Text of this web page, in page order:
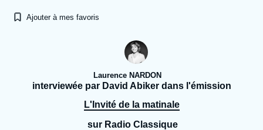
Se connecter
Ajouter à mes favoris
Laurence NARDON
interviewée par David Abiker dans l'émission
L'Invité de la matinale
sur Radio Classique